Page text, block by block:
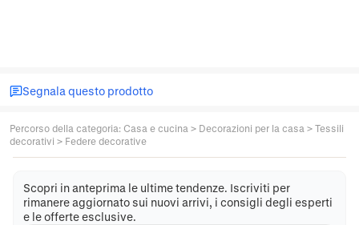
Segnala questo prodotto
Percorso della categoria: Casa e cucina > Decorazioni per la casa > Tessili
decorativi > Federe decorative
Scopri in anteprima le ultime tendenze. Iscriviti per
rimanere aggiornato sui nuovi arrivi, i consigli degli esperti
e le offerte esclusive.